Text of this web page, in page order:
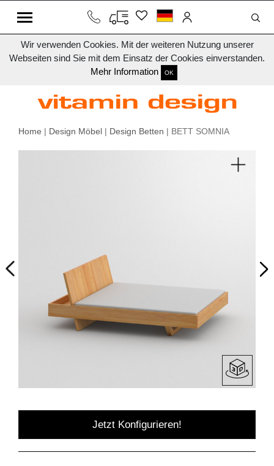
Wir verwenden Cookies. Mit der weiteren Nutzung unserer
Webseiten sind Sie mit dem Einsatz der Cookies einverstanden.
Mehr Information
OK
Home | Design Möbel | Design Betten | BETT SOMNIA
Jetzt Konfigurieren!